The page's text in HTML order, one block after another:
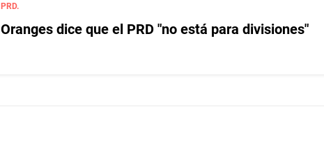
PRD.
Oranges dice que el PRD "no está para divisiones"